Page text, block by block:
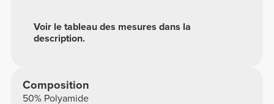
Voir le tableau des mesures dans la
description.
Composition
50% Polyamide